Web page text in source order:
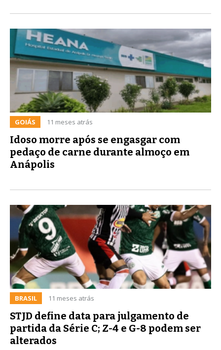
GOIÁS 11 meses atrás
Idoso morre após se engasgar com
pedaço de carne durante almoço em
Anápolis
BRASIL 11 meses atrás
STJD define data para julgamento de
partida da Série C; Z-4 e G-8 podem ser
alterados